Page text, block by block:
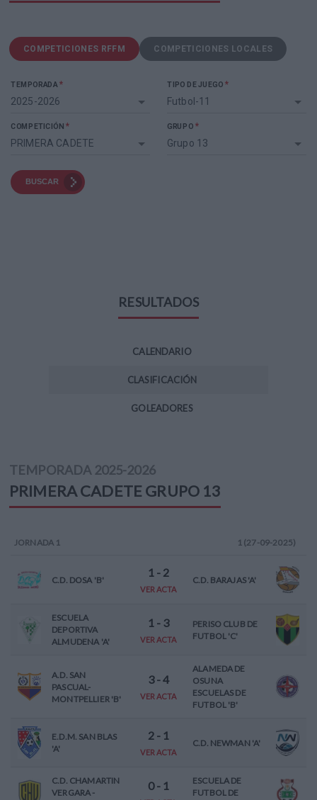
COMPETICIONES RFFM COMPETICIONES LOCALES
TEMPORADA*
2025-2026
TIPO DE JUEGO *
Futbol-11
COMPETICIÓN *
PRIMERA CADETE
GRUPO *
Grupo 13
BUSCAR
RESULTADOS
CALENDARIO
CLASIFICACIÓN
GOLEADORES
TEMPORADA 2025-2026
PRIMERA CADETE GRUPO 13
JORNADA 1 1 (27-09-2025)
C.D. DOSA 'B'
1- 2
VER ACTA
C.D. BARAJAS 'A'
ESCUELA
DEPORTIVA
ALMUDENA 'A'
1 - 3
VER ACTA
PERISO CLUB DE
FUTBOL 'C'
A.D. SAN
PASCUAL-
MONTPELLIER 'B'
3-4
VER ACTA
ALAMEDA DE
OSUNA
ESCUELAS DE
FUTBOL 'B'
E.D.M. SAN BLAS
'A'
2- 1
VER ACTA
C.D. NEWMAN 'A'
C.D. CHAMARTIN
VERGARA -
0- 1
ESCUELA DE
FUTBOL DE